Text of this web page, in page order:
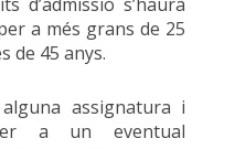
a més grans de 25
de 45 anys.
assignatura i
a un eventual